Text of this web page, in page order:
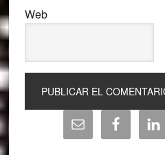
Web
Barra
lateral